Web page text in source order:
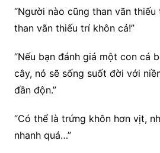
“Người nào cũng than vãn thiếu
than vãn thiếu trí khôn cả!”
“Nếu bạn đánh giá một con cá
cây, nó sẽ sống suốt đời với
đần độn.”
“Có thể là trứng khôn hơn vịt,
nhanh quá…”